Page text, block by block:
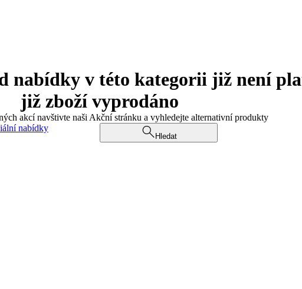
nabídky v této kategorii již není
již zboží vyprodáno
akcí navštivte naši Akční stránku a vyhledejte alternativní produkty
nabídky
Hledat